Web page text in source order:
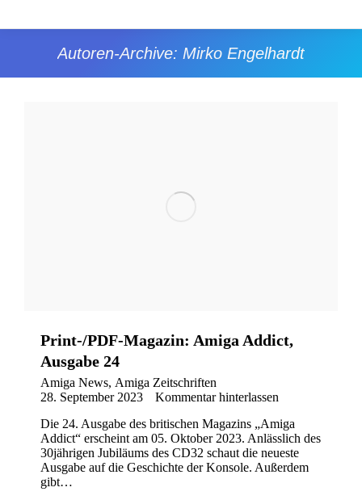
Autoren-Archive: Mirko Engelhardt
Print-/PDF-Magazin: Amiga Addict,
Ausgabe 24
Amiga News, Amiga Zeitschriften
28. September 2023
Kommentar hinterlassen
Die 24. Ausgabe des britischen Magazins „Amiga
Addict“ erscheint am 05. Oktober 2023. Anlässlich des
30jährigen Jubiläums des CD32 schaut die neueste
Ausgabe auf die Geschichte der Konsole. Außerdem
gibt…